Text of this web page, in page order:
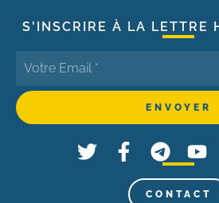
S'INSCRIRE À LA LETTRE
CONTACT